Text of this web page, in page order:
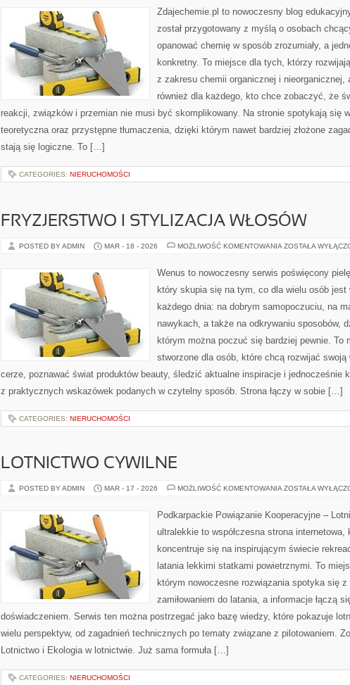
Zdajechemie.pl to nowoczesny blog
został przygotowany z myślą o osobach
opanować chemię w sposób zrozumiały, a
konkretny. To miejsce dla tych, którzy
z zakresu chemii organicznej i nieorganicznej,
również dla każdego, kto chce zobaczyć, że
reakcji, związków i przemian nie musi być skomplikowany. Na stronie spotykają się
teoretyczna oraz przystępne tłumaczenia, dzięki którym nawet bardziej złożone
stają się logiczne. To […]
CATEGORIES: NIERUCHOMOŚCI
FRYZJERSTWO I STYLIZACJA WŁOSÓW
POSTED BY ADMIN MAR - 18 - 2026 MOŻLIWOŚĆ KOMENTOWANIA FRYZJERSTWO
WŁOSÓW
ZOSTAŁA
Wenus to nowoczesny serwis poświęcony
który skupia się na tym, co dla wielu osób jest
każdego dnia: na dobrym samopoczuciu, na
nawykach, a także na odkrywaniu sposobów,
którym można poczuć się bardziej pewnie. To
stworzone dla osób, które chcą rozwijać swoją
cerze, poznawać świat produktów beauty, śledzić aktualne inspiracje i jednocześnie
z praktycznych wskazówek podanych w czytelny sposób. Strona łączy w sobie […]
CATEGORIES: NIERUCHOMOŚCI
LOTNICTWO CYWILNE
POSTED BY ADMIN MAR - 17 - 2026 MOŻLIWOŚĆ KOMENTOWANIA LOTNICTWO
ZOSTAŁA
Podkarpackie Powiązanie Kooperacyjne –
ultralekkie to współczesna strona internetowa,
koncentruje się na inspirującym świecie
latania lekkimi statkami powietrznymi. To
którym nowoczesne rozwiązania spotyka się z
zamiłowaniem do latania, a informacje łączą
doświadczeniem. Serwis ten można postrzegać jako bazę wiedzy, które pokazuje
wielu perspektyw, od zagadnień technicznych po tematy związane z pilotowaniem.
Lotnictwo i Ekologia w lotnictwie. Już sama formuła […]
CATEGORIES: NIERUCHOMOŚCI